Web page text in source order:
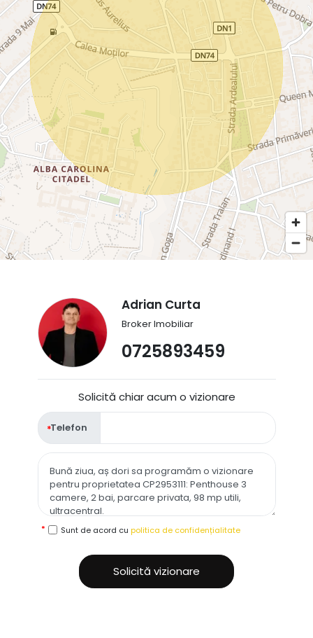
Adrian Curta
Broker Imobiliar
0725893459
Solicită chiar acum o vizionare
Telefon
Sunt de acord cu politica de confidențialitate
Solicită vizionare